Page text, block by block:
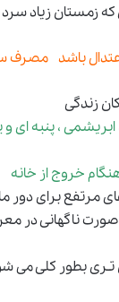
زمستان زیاد
باشد مصرف
زندگی
، پنبه ای و
خروج از خانه
مرتفع برای دور
صورت ناگهانی در
بطور کلی می